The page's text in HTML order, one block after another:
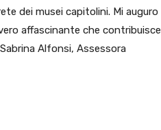
dei musei capitolini. Mi auguro
affascinante che contribuisce
Alfonsi, Assessora